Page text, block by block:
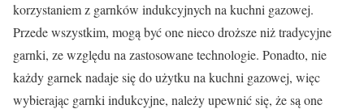
korzystaniem z garnków indukcyjnych na kuchni gazowej.
Przede wszystkim, mogą być one nieco droższe niż tradycyjne
garnki, ze względu na zastosowane technologie. Ponadto, nie
każdy garnek nadaje się do użytku na kuchni gazowej, więc
wybierając garnki indukcyjne, należy upewnić się, że są one